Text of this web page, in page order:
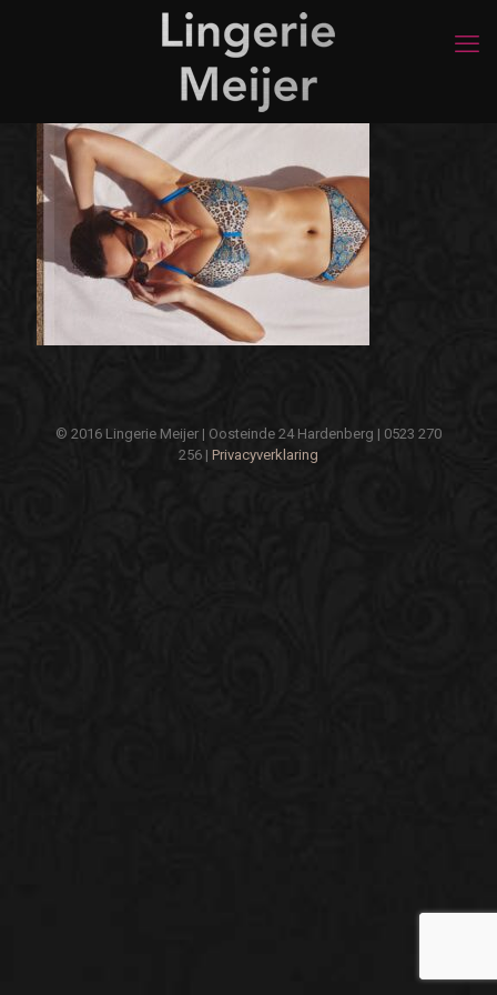
© 2016 Lingerie Meijer | Oosteinde 24 Hardenberg | 0523 270
256 | Privacyverklaring